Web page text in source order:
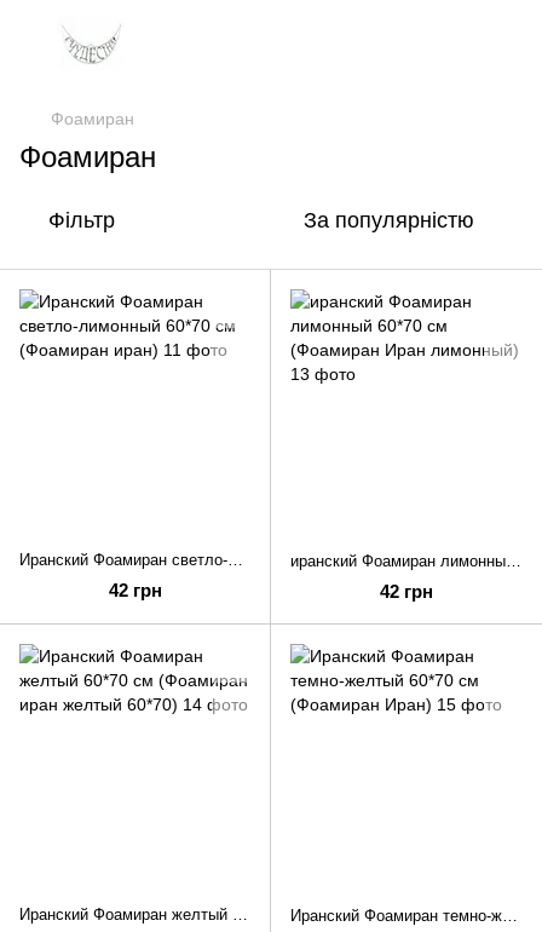
Фоамиран
Фоамиран
Фільтр За популярністю
Иранский Фоамиран светло-лимонный 60*70 см (Фоамиран иран)
42 грн
иранский Фоамиран лимонный 60*70 см (Фоамиран Иран лимонный)
42 грн